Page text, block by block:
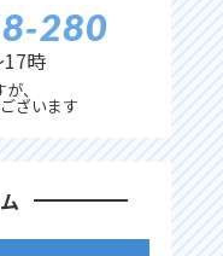
時
、
ざいます